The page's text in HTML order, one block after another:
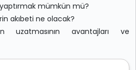
mümkün mü?
akıbeti ne olacak?
uzatmasının avantajları ve